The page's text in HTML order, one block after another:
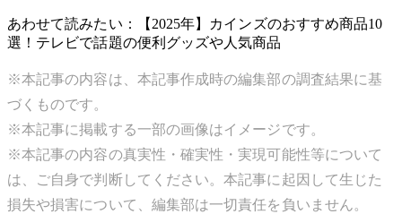
あわせて読みたい：【2025年】カインズのおすすめ商品10
選！テレビで話題の便利グッズや人気商品
※本記事の内容は、本記事作成時の編集部の調査結果に基
づくものです。
※本記事に掲載する一部の画像はイメージです。
※本記事の内容の真実性・確実性・実現可能性等について
は、ご自身で判断してください。本記事に起因して生じた
損失や損害について、編集部は一切責任を負いません。